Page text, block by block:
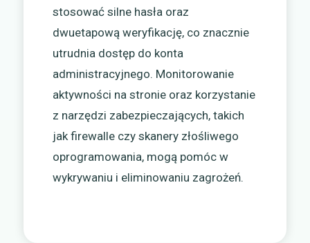
stosować silne hasła oraz
dwuetapową weryfikację, co znacznie
utrudnia dostęp do konta
administracyjnego. Monitorowanie
aktywności na stronie oraz korzystanie
z narzędzi zabezpieczających, takich
jak firewalle czy skanery złośliwego
oprogramowania, mogą pomóc w
wykrywaniu i eliminowaniu zagrożeń.